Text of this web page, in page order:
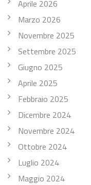
Aprile 2026
Marzo 2026
Novembre 2025
Settembre 2025
Giugno 2025
Aprile 2025
Febbraio 2025
Dicembre 2024
Novembre 2024
Ottobre 2024
Luglio 2024
Maggio 2024